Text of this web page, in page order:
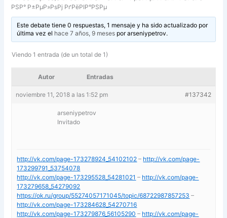
РЅР° Р±РµР»РѕРј РґРёРІР°РЅРµ
Este debate tiene 0 respuestas, 1 mensaje y ha sido actualizado por
última vez el hace 7 años, 9 mesesporarseniypetrov.
Viendo 1 entrada (de un total de 1)
Autor Entradas
noviembre 11, 2018 a las 1:52 pm #137342
arseniypetrov
Invitado
http://vk.com/page-173278924_54102102 – http://vk.com/page-
173299791_53754078
http://vk.com/page-173295528_54281021 – http://vk.com/page-
173279658_54279092
https://ok.ru/group/55274057171045/topic/68722987857253 –
http://vk.com/page-173284628_54270716
http://vk.com/page-173279876_56105290 – http://vk.com/page-